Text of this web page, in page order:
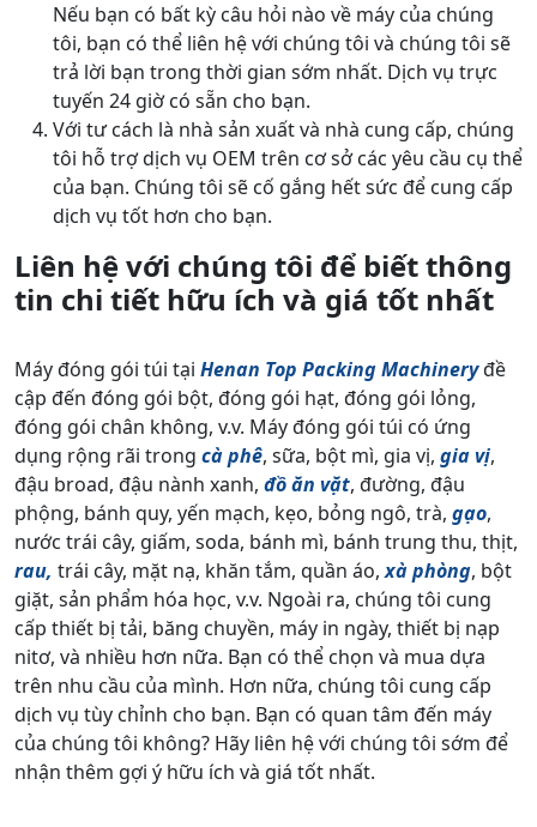
Nếu bạn có bất kỳ câu hỏi nào về máy của chúng
tôi, bạn có thể liên hệ với chúng tôi và chúng tôi sẽ
trả lời bạn trong thời gian sớm nhất. Dịch vụ trực
tuyến 24 giờ có sẵn cho bạn.
Với tư cách là nhà sản xuất và nhà cung cấp, chúng
tôi hỗ trợ dịch vụ OEM trên cơ sở các yêu cầu cụ thể
của bạn. Chúng tôi sẽ cố gắng hết sức để cung cấp
dịch vụ tốt hơn cho bạn.
Liên hệ với chúng tôi để biết thông
tin chi tiết hữu ích và giá tốt nhất
Máy đóng gói túi tại Henan Top Packing Machineryđề
cập đến đóng gói bột, đóng gói hạt, đóng gói lỏng,
đóng gói chân không, v.v. Máy đóng gói túi có ứng
dụng rộng rãi trong cà phê, sữa, bột mì, gia vị, gia vị,
đậu broad, đậu nành xanh, đồ ăn vặt, đường, đậu
phộng, bánh quy, yến mạch, kẹo, bỏng ngô, trà, gạo,
nước trái cây, giấm, soda, bánh mì, bánh trung thu, thịt,
rau, trái cây, mặt nạ, khăn tắm, quần áo,xà phòng, bột
giặt, sản phẩm hóa học, v.v. Ngoài ra, chúng tôi cung
cấp thiết bị tải, băng chuyền, máy in ngày, thiết bị nạp
nitơ, và nhiều hơn nữa. Bạn có thể chọn và mua dựa
trên nhu cầu của mình. Hơn nữa, chúng tôi cung cấp
dịch vụ tùy chỉnh cho bạn. Bạn có quan tâm đến máy
của chúng tôi không? Hãy liên hệ với chúng tôi sớm để
nhận thêm gợi ý hữu ích và giá tốt nhất.